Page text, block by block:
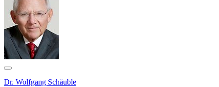
Dr. Wolfgang Schäuble